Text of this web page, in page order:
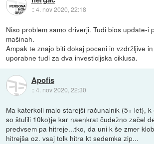
::4. nov 2020, 22:18
Niso problem samo driverji. Tudi bios update-i
mašinah.
Ampak te znajo biti dokaj poceni in vzdržljive
uporabne tudi za dva investicijska ciklusa.
Apofis
::4. nov 2020, 22:30
Ma katerkoli malo starejši računalnik (5+ let),
so štulili 10ko)je kar naenkrat čudežno začel
predvsem pa hitreje...tko, da uni k še zmer
hitrejša oz. vsaj tolk hitra kt sedemka zip...